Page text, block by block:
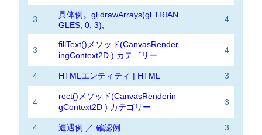
3
具体例。gl.drawArrays(gl.TRIAN
GLES, 0, 3);
4
3
fillText()メソッド(CanvasRender
ingContext2D ) カテゴリー
4
4 HTMLエンティティ | HTML 3
4
rect()メソッド(CanvasRenderin
gContext2D ) カテゴリー
3
4 遭遇例 ／ 確認例 3